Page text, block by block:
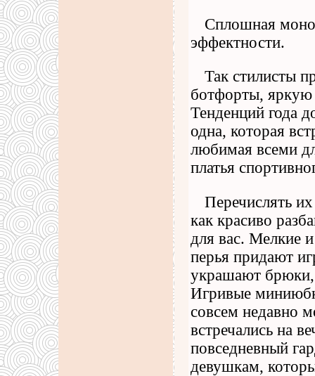
Сплошная
эффектности.
Так стилисты
ботфорты,
Тенденций года
одна, которая
любимая всеми
платья
Перечислять
как красиво
для вас. Мелкие
перья придают
украшают
Игривые
совсем недавно
встречались на
повседневный
девушкам,